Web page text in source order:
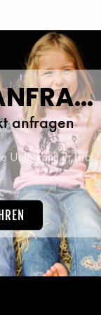
URLAUBSANFRAGE
anfragen
Unterkunft in Tirol